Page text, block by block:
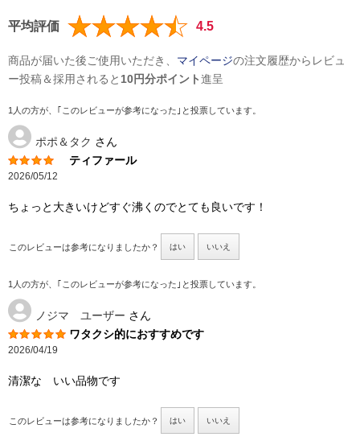
平均評価 4.5
商品が届いた後ご使用いただき、 マイページの注文履歴からレビュ
ー投稿＆採用されると 10円分ポイント進呈
1人の方が、｢このレビューが参考になった｣と投票しています。
ポポ＆タク さん
ティファール
2026/05/12
ちょっと大きいけどすぐ沸くのでとても良いです！
このレビューは参考になりましたか？ はい いいえ
1人の方が、｢このレビューが参考になった｣と投票しています。
ノジマ ユーザー さん
ワタクシ的におすすめです
2026/04/19
清潔な いい品物です
このレビューは参考になりましたか？ はい いいえ